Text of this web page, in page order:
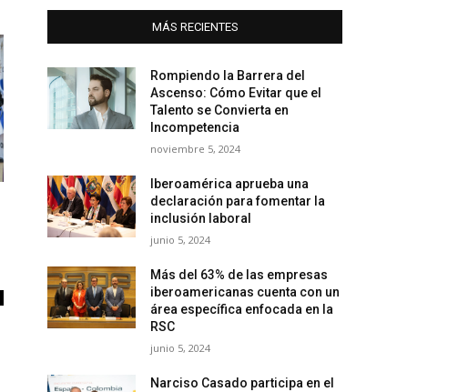
MÁS RECIENTES
Rompiendo la Barrera del
Ascenso: Cómo Evitar que el
Talento se Convierta en
Incompetencia
noviembre 5, 2024
Iberoamérica aprueba una
declaración para fomentar la
inclusión laboral
junio 5, 2024
Más del 63% de las empresas
iberoamericanas cuenta con un
área específica enfocada en la
RSC
junio 5, 2024
Narciso Casado participa en el